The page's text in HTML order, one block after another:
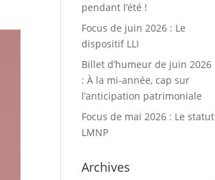
pendant l’été !
Focus de juin 2026 : Le
dispositif LLI
Billet d’humeur de juin 2026
: À la mi-année, cap sur
l’anticipation patrimoniale
Focus de mai 2026 : Le statut
LMNP
Archives